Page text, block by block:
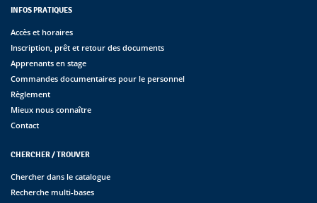
INFOS PRATIQUES
Accès et horaires
Inscription, prêt et retour des documents
Apprenants en stage
Commandes documentaires pour le personnel
Règlement
Mieux nous connaître
Contact
CHERCHER / TROUVER
Chercher dans le catalogue
Recherche multi-bases